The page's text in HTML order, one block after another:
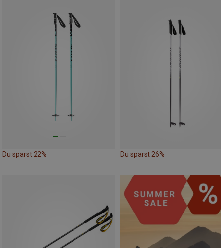
Du sparst 22% Du sparst 26%